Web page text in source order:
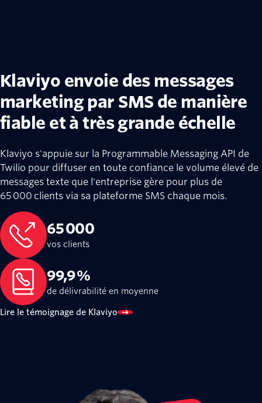
Klaviyo envoie des messages
marketing par SMS de manière
fiable et à très grande échelle
Klaviyo s'appuie sur la Programmable Messaging API de
Twilio pour diffuser en toute confiance le volume élevé de
messages texte que l'entreprise gère pour plus de
65 000 clients via sa plateforme SMS chaque mois.
65 000
vos clients
99,9 %
de délivrabilité en moyenne
Lire le témoignage de Klaviyo